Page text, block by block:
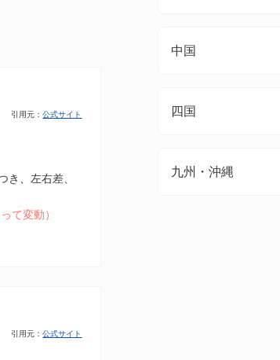
引用元：公式サイト
き、左右差、
て変動）
引用元：公式サイト
中国
四国
九州・沖縄